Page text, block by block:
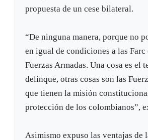
propuesta de un cese bilateral.
“De ninguna manera, porque no
en igual de condiciones a las Farc
Fuerzas Armadas. Una cosa es el
delinque, otras cosas son las
que tienen la misión
protección de los colombianos”,
Asimismo expuso las ventajas de